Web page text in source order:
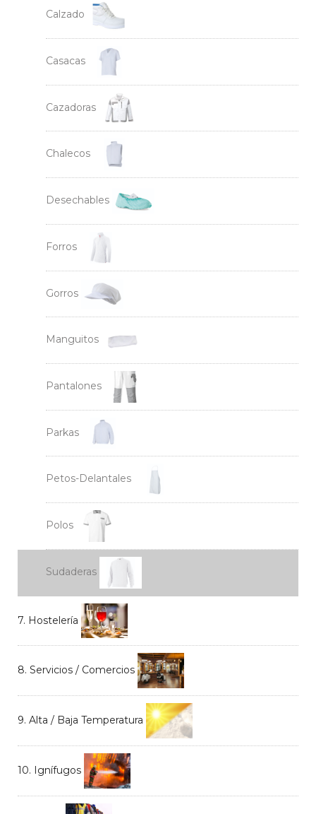
Calzado
Casacas
Cazadoras
Chalecos
Desechables
Forros
Gorros
Manguitos
Pantalones
Parkas
Petos-Delantales
Polos
Sudaderas
7. Hostelería
8. Servicios / Comercios
9. Alta / Baja Temperatura
10. Ignífugos